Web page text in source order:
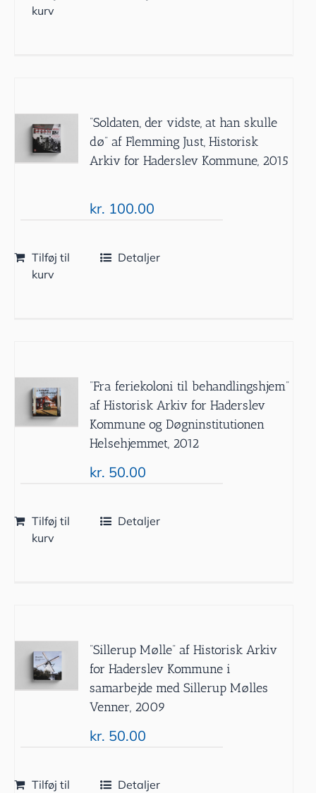
kurv
”Soldaten, der vidste, at han skulle
dø” af Flemming Just, Historisk
Arkiv for Haderslev Kommune, 2015
kr. 100.00
Tilføj til
kurv
Detaljer
”Fra feriekoloni til behandlingshjem”
af Historisk Arkiv for Haderslev
Kommune og Døgninstitutionen
Helsehjemmet, 2012
kr. 50.00
Tilføj til
kurv
Detaljer
”Sillerup Mølle” af Historisk Arkiv
for Haderslev Kommune i
samarbejde med Sillerup Mølles
Venner, 2009
kr. 50.00
Tilføj til
Detaljer